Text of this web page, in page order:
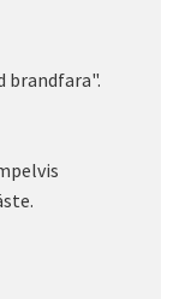
brandfara".